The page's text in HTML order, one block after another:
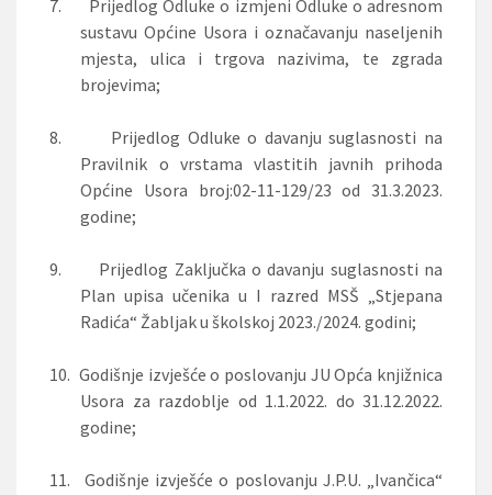
7.
Prijedlog Odluke o izmjeni Odluke o adresnom
sustavu Općine Usora i označavanju naseljenih
mjesta, ulica i trgova nazivima, te zgrada
brojevima;
8.
Prijedlog Odluke o davanju suglasnosti na
Pravilnik o vrstama vlastitih javnih prihoda
Općine Usora broj:02-11-129/23 od 31.3.2023.
godine;
9.
Prijedlog Zaključka o davanju suglasnosti na
Plan upisa učenika u I razred MSŠ „Stjepana
Radića“ Žabljak u školskoj 2023./2024. godini;
10. Godišnje izvješće o poslovanju JU Opća knjižnica
Usora za razdoblje od 1.1.2022. do 31.12.2022.
godine;
11.
Godišnje izvješće o poslovanju J.P.U. „Ivančica“